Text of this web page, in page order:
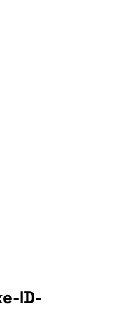
ID-